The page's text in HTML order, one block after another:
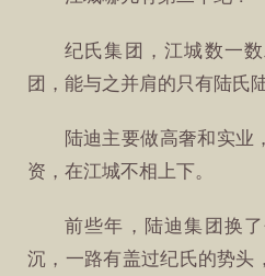
纪氏集团，江城数一
团，能与之并肩的只有陆氏
陆迪主要做高奢和实业
资，在江城不相上下。
前些年，陆迪集团换
沉，一路有盖过纪氏的势头